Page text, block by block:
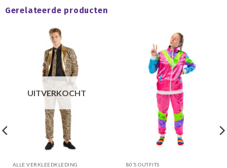
Gerelateerde producten
UITVERKOCHT
ALLE VERKLEEDKLEDING 80’S OUTFITS